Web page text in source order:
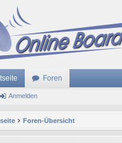
Foren
Anmelden
Foren-Übersicht